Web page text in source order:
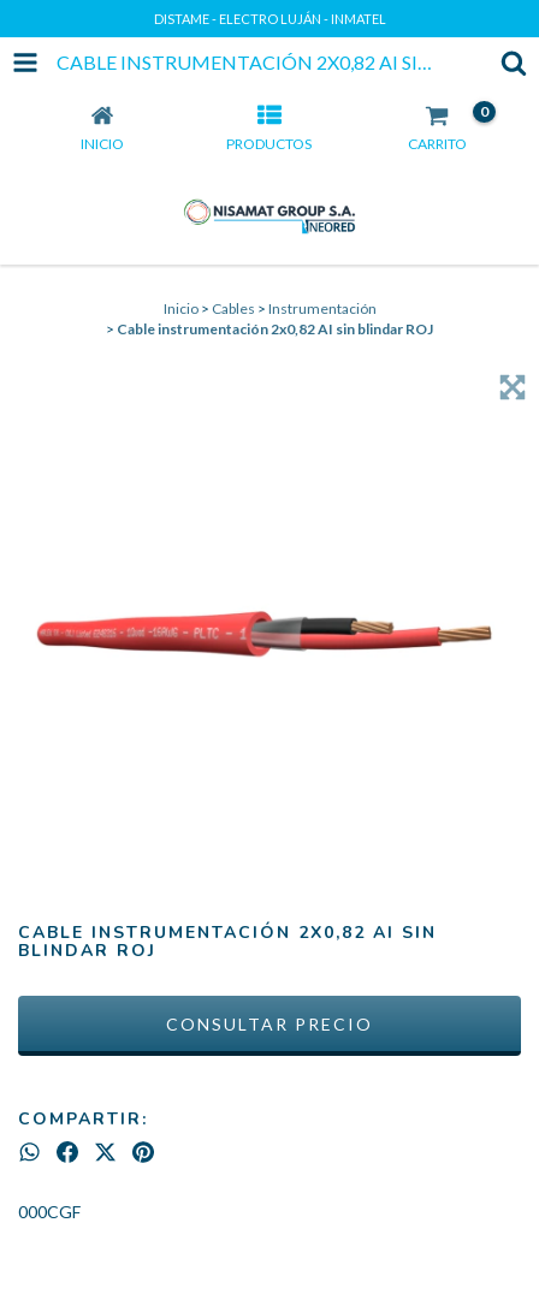
DISTAME - ELECTRO LUJÁN - INMATEL
CABLE INSTRUMENTACIÓN 2X0,82 AI SIN BLINDAR ROJ
INICIO PRODUCTOS CARRITO
0
Inicio > Cables > Instrumentación
> Cable instrumentación 2x0,82 AI sin blindar ROJ
CABLE INSTRUMENTACIÓN 2X0,82 AI SIN
BLINDAR ROJ
COMPARTIR:
000CGF